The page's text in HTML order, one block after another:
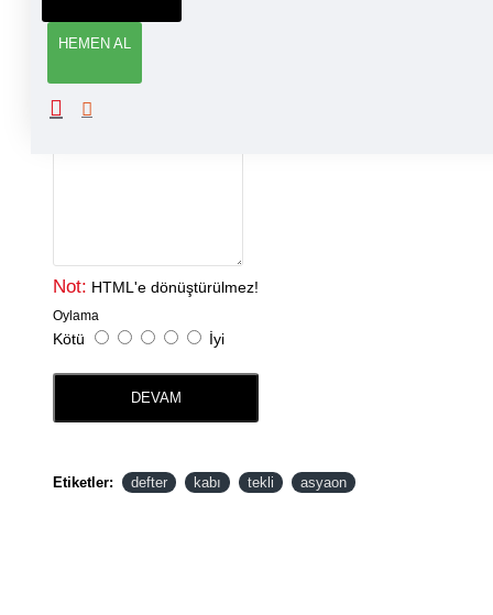
HEMEN AL
Not: HTML'e dönüştürülmez!
Oylama
Kötü İyi
DEVAM
Etiketler: defter kabı tekli asyaon